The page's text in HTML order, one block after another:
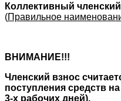
Коллективный
(Правильное
ВНИМАНИЕ!!!
Членский взнос
поступления средств
3-х рабочих дней).